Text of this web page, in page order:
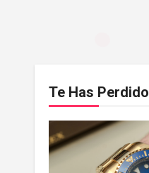
Te Has Perdido